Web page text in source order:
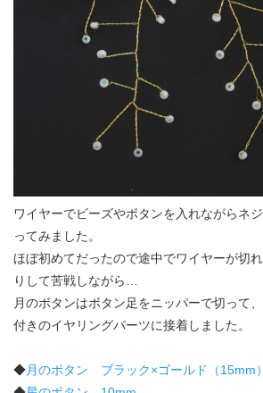
ワイヤーでビーズやボタンを入れながらネ
ってみました。
ほぼ初めてだったので途中でワイヤーが切
りして苦戦しながら…
月のボタンはボタン足をニッパーで切って
付きのイヤリングパーツに接着しました。
◆月のボタン ブラック×ゴールド（15mm）